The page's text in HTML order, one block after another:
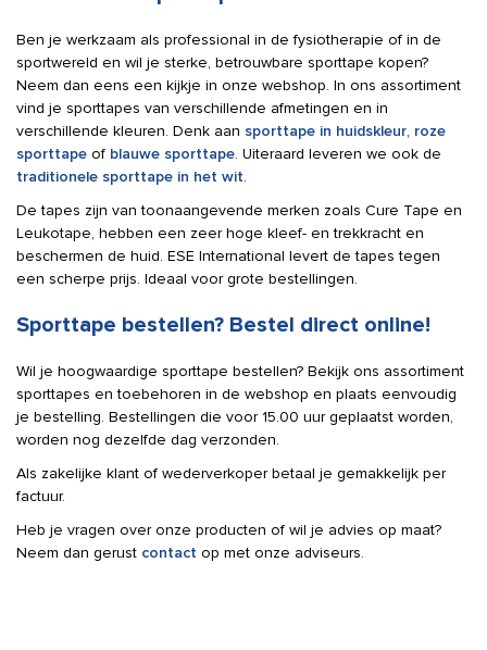
Ben je werkzaam als professional in de fysiotherapie of in de
sportwereld en wil je sterke, betrouwbare sporttape kopen?
Neem dan eens een kijkje in onze webshop. In ons assortiment
vind je sporttapes van verschillende afmetingen en in
verschillende kleuren. Denk aan sporttape in huidskleur, roze
sporttape of blauwe sporttape. Uiteraard leveren we ook de
traditionele sporttape in het wit.
De tapes zijn van toonaangevende merken zoals Cure Tape en
Leukotape, hebben een zeer hoge kleef- en trekkracht en
beschermen de huid. ESE International levert de tapes tegen
een scherpe prijs. Ideaal voor grote bestellingen.
Sporttape bestellen? Bestel direct online!
Wil je hoogwaardige sporttape bestellen? Bekijk ons assortiment
sporttapes en toebehoren in de webshop en plaats eenvoudig
je bestelling. Bestellingen die voor 15.00 uur geplaatst worden,
worden nog dezelfde dag verzonden.
Als zakelijke klant of wederverkoper betaal je gemakkelijk per
factuur.
Heb je vragen over onze producten of wil je advies op maat?
Neem dan gerust contact op met onze adviseurs.